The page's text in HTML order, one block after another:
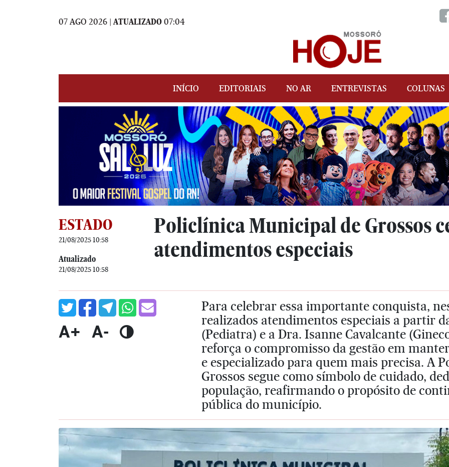
07 AGO 2026 | ATUALIZADO 07:04
INÍCIO EDITORIAIS NO AR ENTREVISTAS COLUNAS
ESTADO
21/08/2025 10:58
Atualizado
21/08/2025 10:58
Policlínica Municipal de Grossos
atendimentos especiais
A+ A-
Para celebrar essa importante conquista,
realizados atendimentos especiais a partir
(Pediatra) e a Dra. Isanne Cavalcante
reforça o compromisso da gestão em
e especializado para quem mais precisa. A
Grossos segue como símbolo de cuidado,
população, reafirmando o propósito de
pública do município.